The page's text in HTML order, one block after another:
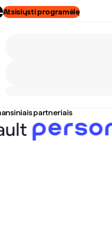
Atsisiųsti programėlę
partneriais